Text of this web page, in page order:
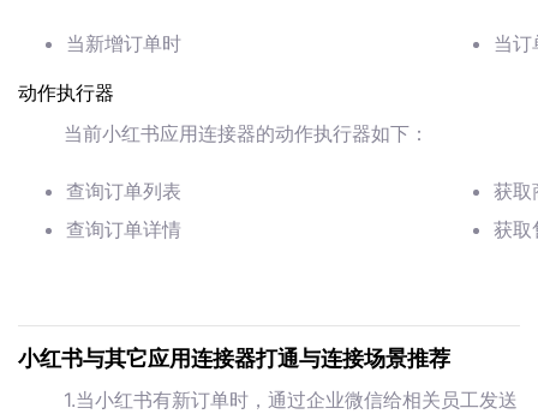
当新增订单时 当订
动作执行器
当前小红书应用连接器的动作执行器如下：
查询订单列表
查询订单详情
获取
获取
小红书与其它应用连接器打通与连接场景推荐
1.当小红书有新订单时，通过企业微信给相关员工发送